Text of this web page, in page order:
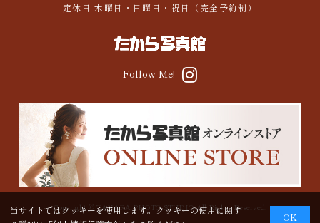
Follow Me!
Copyright © TAKARA PHOTO STUDIO All Rights Reserved.
定休日 木曜日・日曜日・祝日（完全予約制）
当サイトではクッキーを使用します。クッキーの使用に関す
OK